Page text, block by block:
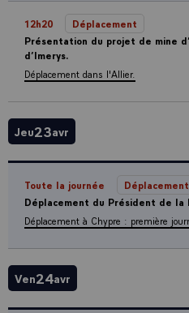
12h20
Déplacement
Présentation du projet de mine
d’Imerys.
Déplacement dans l'Allier.
Jeu23avr
Toute la journée
Déplacement
Déplacement du Président de la
Déplacement à Chypre : première
Ven24avr